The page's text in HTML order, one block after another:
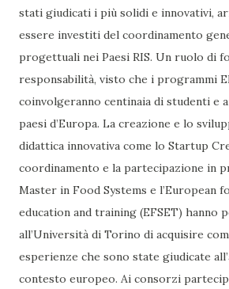
stati giudicati i più solidi e innovativi,
essere investiti del coordinamento
progettuali nei Paesi RIS. Un ruolo di
responsabilità, visto che i programmi
coinvolgeranno centinaia di studenti e
paesi d’Europa. La creazione e lo
didattica innovativa come lo Startup
coordinamento e la partecipazione in
Master in Food Systems e l’European
education and training (EFSET) hanno
all’Università di Torino di acquisire
esperienze che sono state giudicate
contesto europeo. Ai consorzi